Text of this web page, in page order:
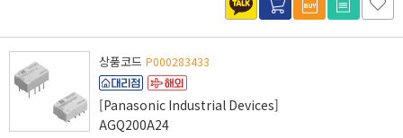
상품코드 P000283433
[Panasonic Industrial Devices]
AGQ200A24